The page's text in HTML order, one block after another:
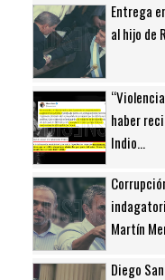
Entrega
al hijo de
haber
Indio...
Martín
Diego